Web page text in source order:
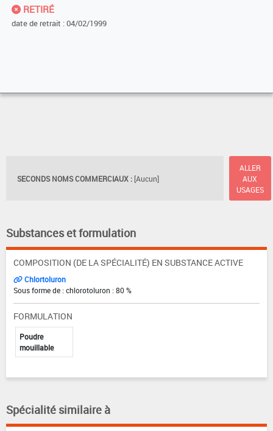
RETIRÉ
date de retrait : 04/02/1999
SECONDS NOMS COMMERCIAUX : [Aucun]
ALLER
AUX
USAGES
Substances et formulation
COMPOSITION (DE LA SPÉCIALITÉ) EN SUBSTANCE ACTIVE
Chlortoluron
Sous forme de : chlorotoluron : 80 %
FORMULATION
Poudre
mouillable
Spécialité similaire à